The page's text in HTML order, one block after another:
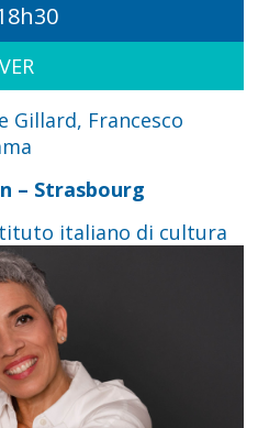
Gillard, Francesco
– Strasbourg
italiano di cultura